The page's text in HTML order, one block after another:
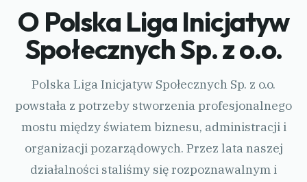
O Polska Liga Inicjatyw
Społecznych Sp. z o.o.
Polska Liga Inicjatyw Społecznych Sp. z o.o.
powstała z potrzeby stworzenia profesjonalnego
mostu między światem biznesu, administracji i
organizacji pozarządowych. Przez lata naszej
działalności staliśmy się rozpoznawalnym i